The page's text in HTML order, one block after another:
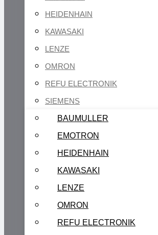
HEIDENHAIN
KAWASAKI
LENZE
OMRON
REFU ELECTRONIK
SIEMENS
BAUMULLER
EMOTRON
HEIDENHAIN
KAWASAKI
LENZE
OMRON
REFU ELECTRONIK